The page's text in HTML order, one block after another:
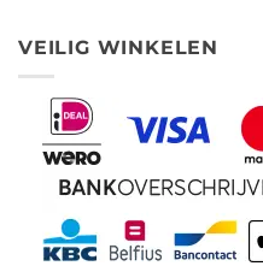
VEILIG WINKELEN